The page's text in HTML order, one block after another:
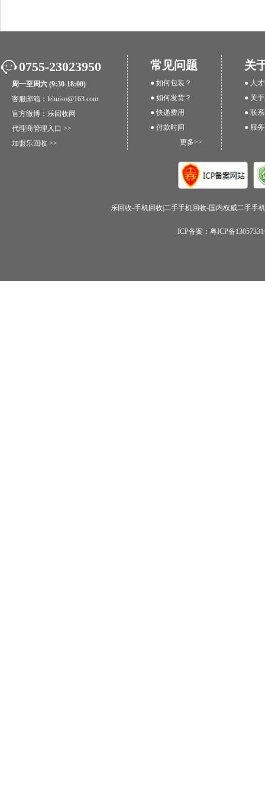
0755-23023950
周一至周六 (9:30-18:00)
客服邮箱：lehuiso@163.com
官方微博： 乐回收网
代理商管理入口 >>
加盟乐回收 >>
常见问题
● 如何包装？
● 如何发货？
● 快递费用
● 付款时间
更多>>
关
● 人
● 关
● 联
● 服
乐回收-手机回收|二手手机回收-国内权威二手手
ICP备案：粤ICP备